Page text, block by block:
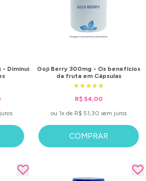
- Diminui
Goji Berry 300mg - Os benefícios
da fruta em Cápsulas
R$ 54,00
ou 1x de R$ 51,30 sem juros
COMPRAR